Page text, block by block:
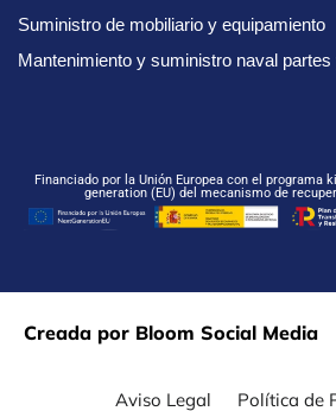
Suministro de mobiliario y equipamiento
Mantenimiento y suministro naval partes
Financiado por la Unión Europea con el programa
generation (EU) del mecanismo de
Creada por Bloom Social Media
Aviso Legal Política de